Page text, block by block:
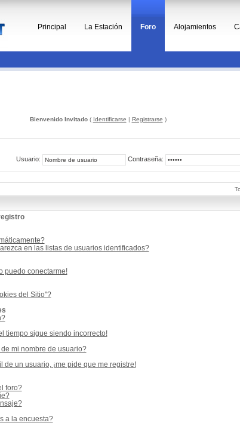
Principal La Estación Foro Alojamientos
Bienvenido Invitado( Identificarse | Registrarse )
Usuario: Contraseña:
en las listas de usuarios identificados?
puedo conectarme!
del Sitio"?
tiempo sigue siendo incorrecto!
mi nombre de usuario?
un usuario, ¡me pide que me registre!
foro?
a la encuesta?